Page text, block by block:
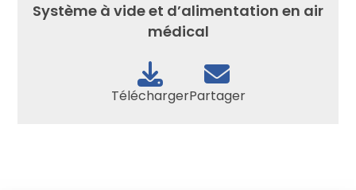
Système à vide et d’alimentation en air
médical
TéléchargerPartager